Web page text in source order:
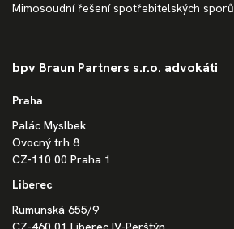
Mimosoudní řešení spotřebitelských sporů
bpv Braun Partners s.r.o. advokáti
Praha
Palác Myslbek
Ovocný trh 8
CZ-110 00 Praha 1
Liberec
Rumunská 655/9